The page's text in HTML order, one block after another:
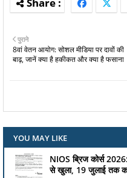
पुराने
8वां वेतन आयोग: सोशल मीडिया पर दावों की
बाढ़, जानें क्या है हकीकत और क्या है फसाना
YOU MAY LIKE
NIOS ब्रिज कोर्स
से खुला, 19 जुलाई तक